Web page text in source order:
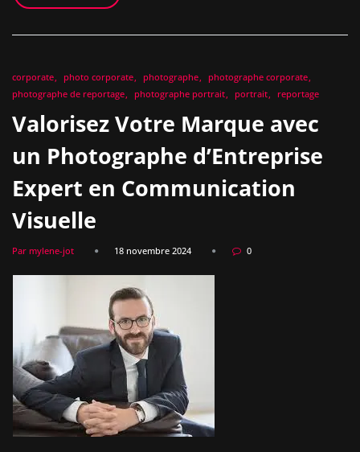
corporate photo corporate photographe
photographe corporate
photographe de reportage
photographe portrait portrait reportage
Valorisez Votre Marque avec
un Photographe d’Entreprise
Expert en Communication
Visuelle
Par mylene-jot 18 novembre 2024 0